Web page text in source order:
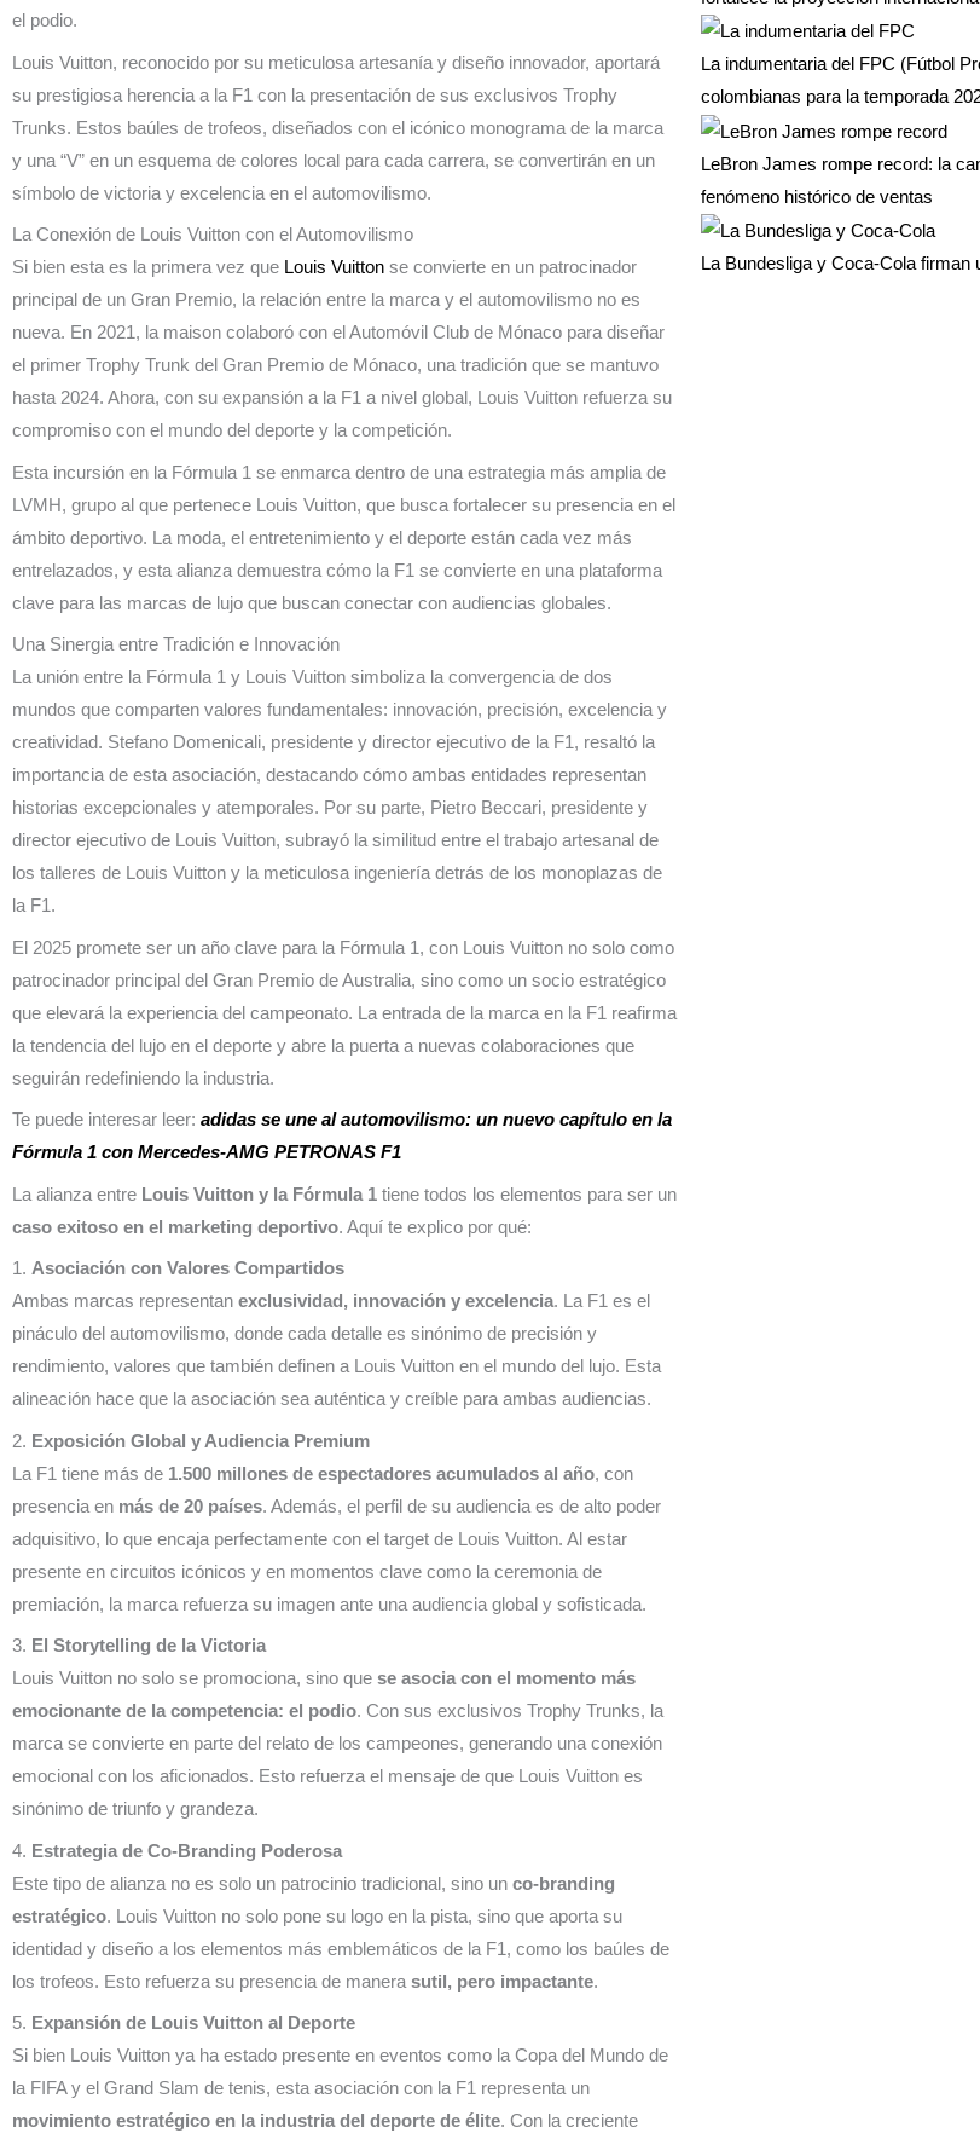
el podio.
Louis Vuitton, reconocido por su meticulosa artesanía y diseño innovador, aportará
su prestigiosa herencia a la F1 con la presentación de sus exclusivos Trophy
Trunks. Estos baúles de trofeos, diseñados con el icónico monograma de la marca
y una “V” en un esquema de colores local para cada carrera, se convertirán en un
símbolo de victoria y excelencia en el automovilismo.
La Conexión de Louis Vuitton con el Automovilismo
Si bien esta es la primera vez que Louis Vuitton se convierte en un patrocinador
principal de un Gran Premio, la relación entre la marca y el automovilismo no es
nueva. En 2021, la maison colaboró con el Automóvil Club de Mónaco para diseñar
el primer Trophy Trunk del Gran Premio de Mónaco, una tradición que se mantuvo
hasta 2024. Ahora, con su expansión a la F1 a nivel global, Louis Vuitton refuerza su
compromiso con el mundo del deporte y la competición.
Esta incursión en la Fórmula 1 se enmarca dentro de una estrategia más amplia de
LVMH, grupo al que pertenece Louis Vuitton, que busca fortalecer su presencia en el
ámbito deportivo. La moda, el entretenimiento y el deporte están cada vez más
entrelazados, y esta alianza demuestra cómo la F1 se convierte en una plataforma
clave para las marcas de lujo que buscan conectar con audiencias globales.
Una Sinergia entre Tradición e Innovación
La unión entre la Fórmula 1 y Louis Vuitton simboliza la convergencia de dos
mundos que comparten valores fundamentales: innovación, precisión, excelencia y
creatividad. Stefano Domenicali, presidente y director ejecutivo de la F1, resaltó la
importancia de esta asociación, destacando cómo ambas entidades representan
historias excepcionales y atemporales. Por su parte, Pietro Beccari, presidente y
director ejecutivo de Louis Vuitton, subrayó la similitud entre el trabajo artesanal de
los talleres de Louis Vuitton y la meticulosa ingeniería detrás de los monoplazas de
la F1.
El 2025 promete ser un año clave para la Fórmula 1, con Louis Vuitton no solo como
patrocinador principal del Gran Premio de Australia, sino como un socio estratégico
que elevará la experiencia del campeonato. La entrada de la marca en la F1 reafirma
la tendencia del lujo en el deporte y abre la puerta a nuevas colaboraciones que
seguirán redefiniendo la industria.
Te puede interesar leer: adidas se une al automovilismo: un nuevo capítulo en la
Fórmula 1 con Mercedes-AMG PETRONAS F1
La alianza entre Louis Vuitton y la Fórmula 1 tiene todos los elementos para ser un
caso exitoso en el marketing deportivo. Aquí te explico por qué:
1. Asociación con Valores Compartidos
Ambas marcas representan exclusividad, innovación y excelencia. La F1 es el
pináculo del automovilismo, donde cada detalle es sinónimo de precisión y
rendimiento, valores que también definen a Louis Vuitton en el mundo del lujo. Esta
alineación hace que la asociación sea auténtica y creíble para ambas audiencias.
2. Exposición Global y Audiencia Premium
La F1 tiene más de 1.500 millones de espectadores acumulados al año, con
presencia en más de 20 países. Además, el perfil de su audiencia es de alto poder
adquisitivo, lo que encaja perfectamente con el target de Louis Vuitton. Al estar
presente en circuitos icónicos y en momentos clave como la ceremonia de
premiación, la marca refuerza su imagen ante una audiencia global y sofisticada.
3. El Storytelling de la Victoria
Louis Vuitton no solo se promociona, sino que se asocia con el momento más
emocionante de la competencia: el podio. Con sus exclusivos Trophy Trunks, la
marca se convierte en parte del relato de los campeones, generando una conexión
emocional con los aficionados. Esto refuerza el mensaje de que Louis Vuitton es
sinónimo de triunfo y grandeza.
4. Estrategia de Co-Branding Poderosa
Este tipo de alianza no es solo un patrocinio tradicional, sino un co-branding
estratégico. Louis Vuitton no solo pone su logo en la pista, sino que aporta su
identidad y diseño a los elementos más emblemáticos de la F1, como los baúles de
los trofeos. Esto refuerza su presencia de manera sutil, pero impactante.
5. Expansión de Louis Vuitton al Deporte
Si bien Louis Vuitton ya ha estado presente en eventos como la Copa del Mundo de
la FIFA y el Grand Slam de tenis, esta asociación con la F1 representa un
movimiento estratégico en la industria del deporte de élite. Con la creciente
La indumentaria del FPC (Fútbol
colombianas para la temporada
LeBron James rompe record: la
fenómeno histórico de ventas
La Bundesliga y Coca-Cola firman